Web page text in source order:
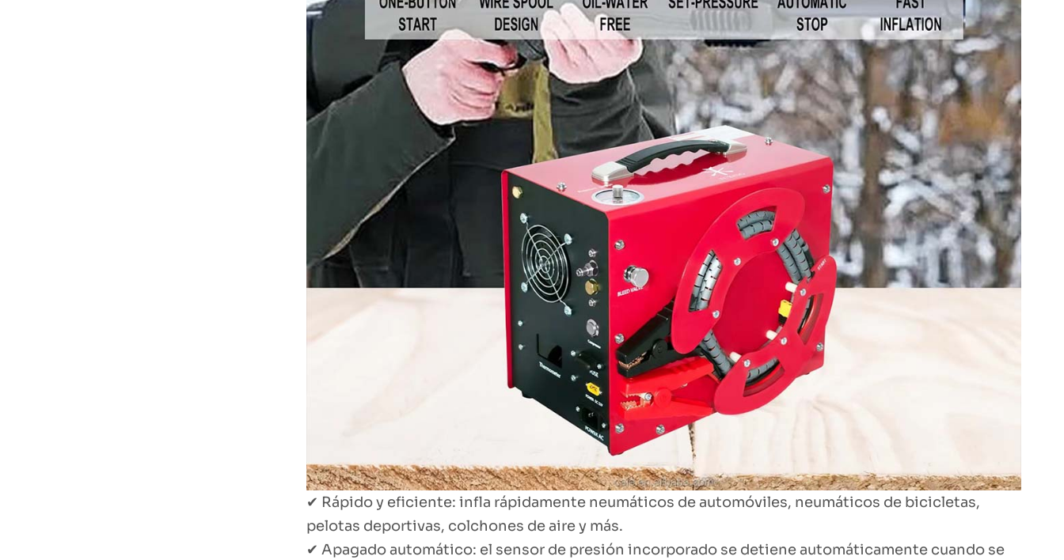
✔ Rápido y eficiente: infla rápidamente neumáticos de automóviles, neumáticos de bicicletas,
pelotas deportivas, colchones de aire y más.
✔ Apagado automático: el sensor de presión incorporado se detiene automáticamente cuando se